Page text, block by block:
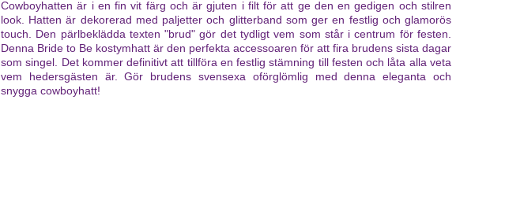
Cowboyhatten är i en fin vit färg och är gjuten i filt för att ge den en gedigen och stilren
look. Hatten är dekorerad med paljetter och glitterband som ger en festlig och glamorös
touch. Den pärlbeklädda texten "brud" gör det tydligt vem som står i centrum för festen.
Denna Bride to Be kostymhatt är den perfekta accessoaren för att fira brudens sista dagar
som singel. Det kommer definitivt att tillföra en festlig stämning till festen och låta alla veta
vem hedersgästen är. Gör brudens svensexa oförglömlig med denna eleganta och
snygga cowboyhatt!